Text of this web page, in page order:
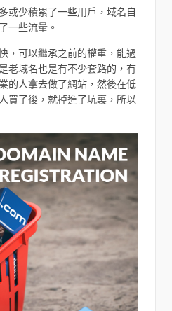
或少積累了一些用戶，域名自
一些流量。
，可以繼承之前的權重，能過
老域名也是有不少套路的，有
的人拿去做了網站，然後在低
買了後，就掉進了坑裏，所以